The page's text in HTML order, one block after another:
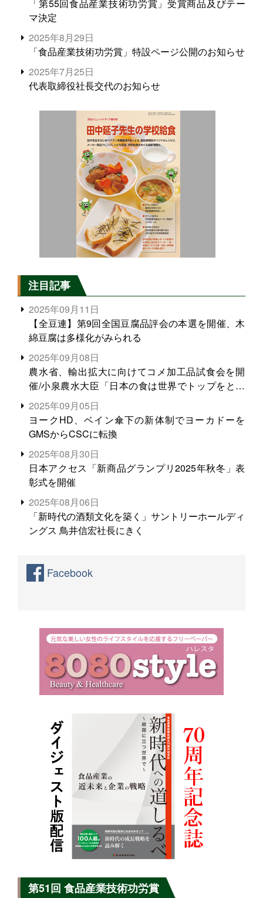
「第55回食品産業技術功労賞」受賞商品及びテー
マ決定
2025年8月29日
「食品産業技術功労賞」特設ページ公開のお知らせ
2025年7月25日
代表取締役社長交代のお知らせ
注目記事
2025年09月11日
【全豆連】第9回全国豆腐品評会の本選を開催、木
綿豆腐は多様化がみられる
2025年09月08日
農水省、輸出拡大に向けてコメ加工品試食会を開
催/小泉農水大臣「日本の食は世界でトップをとれ
る。米増産に向けて、米輸出需要の拡大を」
2025年09月05日
ヨークHD、ベイン傘下の新体制でヨーカドーを
GMSからCSCに転換
2025年08月30日
日本アクセス「新商品グランプリ2025年秋冬」表
彰式を開催
2025年08月06日
「新時代の酒類文化を築く」サントリーホールディ
ングス 鳥井信宏社長にきく
Facebook
第51回 食品産業技術功労賞